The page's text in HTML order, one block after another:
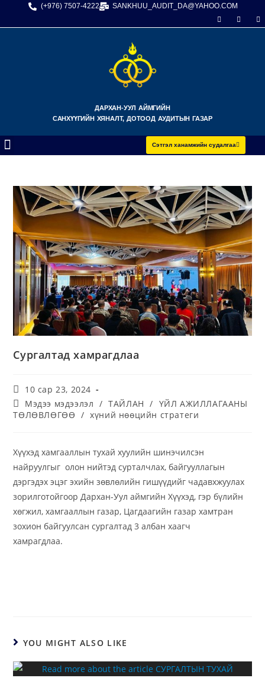
(+976) 7507-4222 SANKHUU_AUDIT_DA@YAHOO.COM
ДАРХАН-УУЛ АЙМГИЙН
САНХҮҮГИЙН ХЯНАЛТ, ДОТООД АУДИТЫН ГАЗАР
Сэтгэл ханамжийн судалгаа
Сургалтад хамрагдлаа
10 сар 23, 2024
Мэдээ мэдээлэл / ТАЙЛАН / ҮЙЛ АЖИЛЛАГААНЫ
ТӨЛӨВЛӨГӨӨ / хүний нөөцийн стратеги
Хүүхэд хамгааллын тухай хуулийн шинэчилсэн
найруулгыг олон нийтэд сурталчлах, байгууллагын
дэргэдэх эцэг эхийн зөвлөлийн гишүүдийг чадавхжуулах
зорилготойгоор Дархан-Уул аймгийн Хүүхэд, гэр бүлийн
хөгжил, хамгааллын газар, Цагдаагийн газар хамтран
зохион байгуулсан сургалтад 3 албан хаагч
хамрагдлаа.
YOU MIGHT ALSO LIKE